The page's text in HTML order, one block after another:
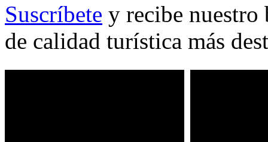
Suscríbete y recibe nuestro
de calidad turística más